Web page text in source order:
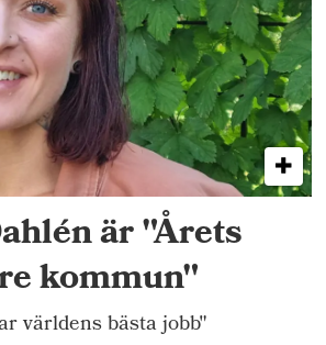
är "Årets
kommun"
världens bästa jobb"